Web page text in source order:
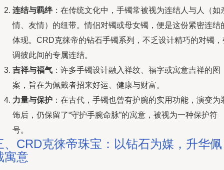
连结与羁绊：在传统文化中，手镯常被视为连结人与人（如
情、友情）的纽带。情侣对镯或母女镯，便是这份紧密连结
体现。CRD克徕帝的钻石手镯系列，不乏设计精巧的对镯，
调彼此间的专属连结。
吉祥与福气 ：许多手镯设计融入祥纹、福字或寓意吉祥的图
案，旨在为佩戴者招来好运、健康与财富。
力量与保护 ：在古代，手镯也曾有护腕的实用功能，演变为
饰后，仍保留了“守护手腕命脉”的寓意，被视为一种保护符
号。
、CRD克徕帝珠宝：以钻石为媒，升华佩
寓意